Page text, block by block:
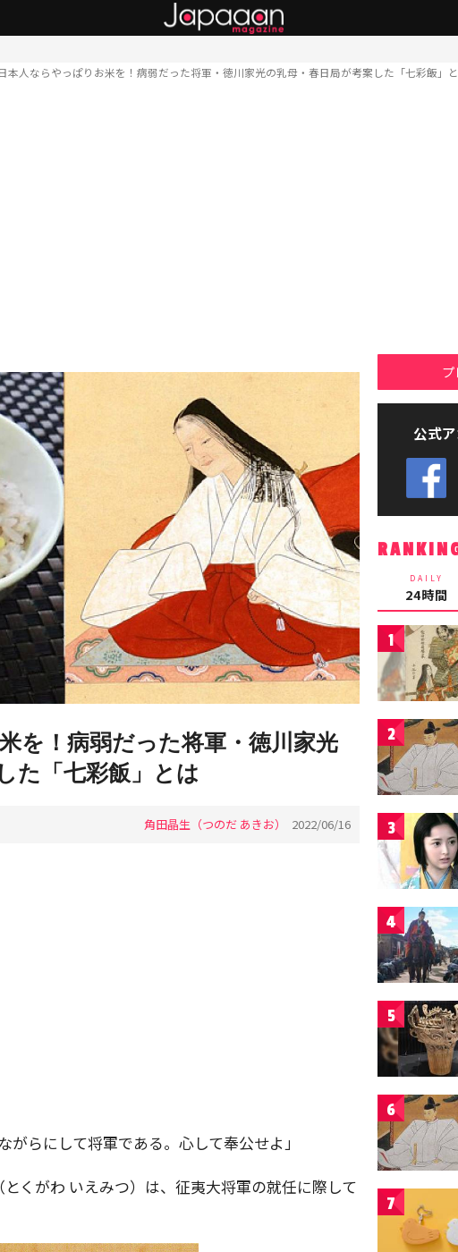
本人ならやっぱりお米を！病弱だった将軍・徳川家光の乳母・春日局が考案した「七彩飯」
を！病弱だった将軍・徳川家光
た「七彩飯」とは
角田晶生（つのだ あきお） 2022/06/16
がらにして将軍である。心して奉公せよ」
（とくがわ いえみつ）は、征夷大将軍の就任に際して
公式
DAILY
24時間
1
2
3
4
5
6
7